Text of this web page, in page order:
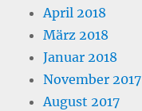
April 2018
März 2018
Januar 2018
November 2017
August 2017